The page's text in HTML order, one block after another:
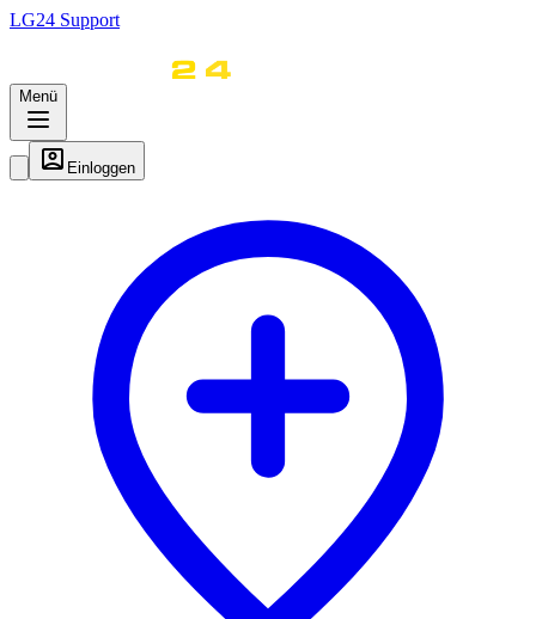
LG24 Support
Menü
Einloggen